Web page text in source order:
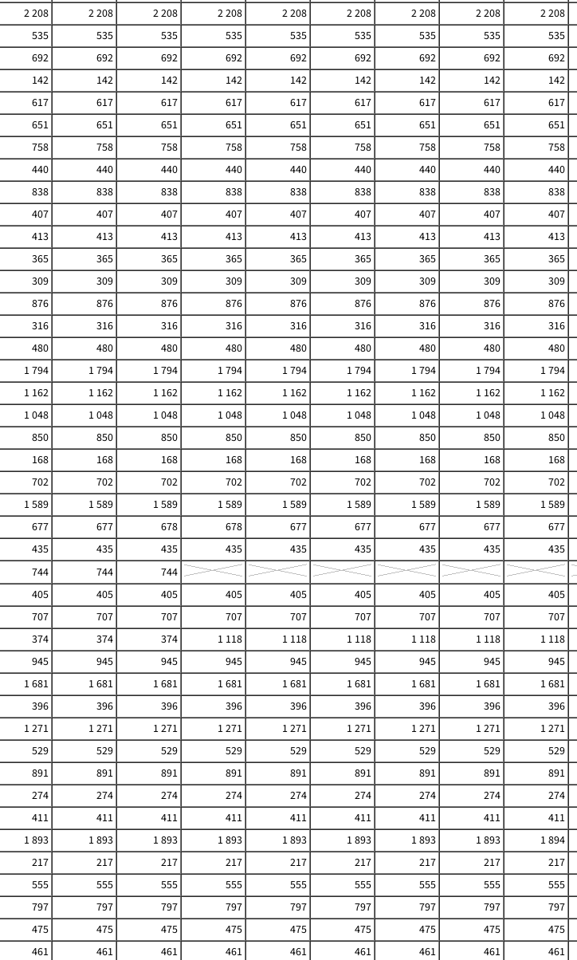
2 208 2 208 2 208 2 208 2 208 2 208 2 208 2 208
2 208
535 535 535 535 535 535 535 535
535
692 692 692 692 692 692 692 692
692
142 142 142 142 142 142 142 142
142
617 617 617 617 617 617 617 617
617
651 651 651 651 651 651 651 651
651
758 758 758 758 758 758 758 758
758
440 440 440 440 440 440 440 440
440
838 838 838 838 838 838 838 838
838
407 407 407 407 407 407 407 407
407
413 413 413 413 413 413 413 413
413
365 365 365 365 365 365 365 365
365
309 309 309 309 309 309 309 309
309
876 876 876 876 876 876 876 876
876
316 316 316 316 316 316 316 316
316
480 480 480 480 480 480 480 480
480
1 794 1 794 1 794 1 794 1 794 1 794 1 794 1 794
1 794
1 162 1 162 1 162 1 162 1 162 1 162 1 162 1 162
1 162
1 048 1 048 1 048 1 048 1 048 1 048 1 048 1 048
1 048
850 850 850 850 850 850 850 850
850
168 168 168 168 168 168 168 168
168
702 702 702 702 702 702 702 702
702
1 589 1 589 1 589 1 589 1 589 1 589 1 589 1 589
1 589
677 677 678 678 677 677 677 677
677
435 435 435 435 435 435 435 435
435
744 744
744
405 405 405 405 405 405 405 405
405
707 707 707 707 707 707 707 707
707
374 374 374 1 118 1 118 1 118 1 118 1 118
1 118
945 945 945 945 945 945 945 945
945
1 681 1 681 1 681 1 681 1 681 1 681 1 681 1 681
1 681
396 396 396 396 396 396 396 396
396
1 271 1 271 1 271 1 271 1 271 1 271 1 271 1 271
1 271
529 529 529 529 529 529 529 529
529
891 891 891 891 891 891 891 891
891
274 274 274 274 274 274 274 274
274
411 411 411 411 411 411 411 411
411
1 893 1 893 1 893 1 893 1 893 1 893 1 893 1 893
1 894
217 217 217 217 217 217 217 217
217
555 555 555 555 555 555 555 555
555
797 797 797 797 797 797 797 797
797
475 475 475 475 475 475 475 475
475
461 461 461 461 461 461 461 461 461